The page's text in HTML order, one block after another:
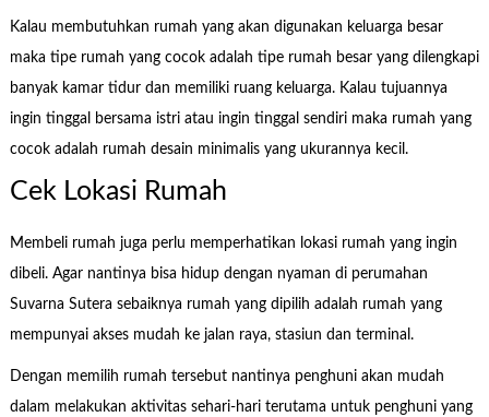
Kalau membutuhkan rumah yang akan digunakan keluarga besar
maka tipe rumah yang cocok adalah tipe rumah besar yang dilengkapi
banyak kamar tidur dan memiliki ruang keluarga. Kalau tujuannya
ingin tinggal bersama istri atau ingin tinggal sendiri maka rumah yang
cocok adalah rumah desain minimalis yang ukurannya kecil.
Cek Lokasi Rumah
Membeli rumah juga perlu memperhatikan lokasi rumah yang ingin
dibeli. Agar nantinya bisa hidup dengan nyaman di perumahan
Suvarna Sutera sebaiknya rumah yang dipilih adalah rumah yang
mempunyai akses mudah ke jalan raya, stasiun dan terminal.
Dengan memilih rumah tersebut nantinya penghuni akan mudah
dalam melakukan aktivitas sehari-hari terutama untuk penghuni yang